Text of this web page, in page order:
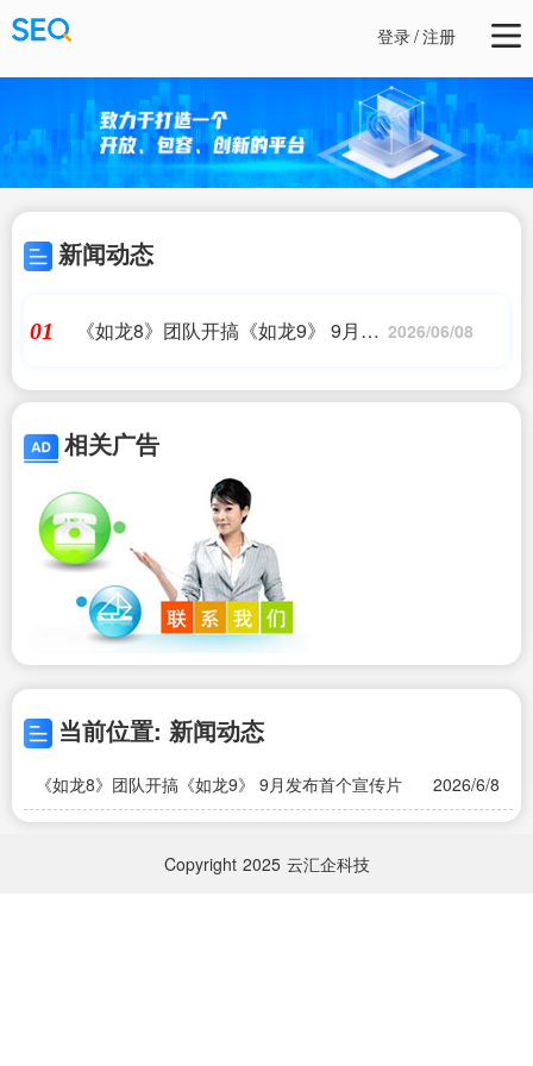
登录/注册
新闻动态
01
《如龙8》团队开搞《如龙9》 9月发 2026/06/08
相关广告
当前位置: 新闻动态
《如龙8》团队开搞《如龙9》 9月发布首个宣传片 2026/6/8
Copyright 2025 云汇企科技